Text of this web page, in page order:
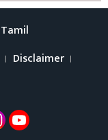
Tamil
Disclaimer